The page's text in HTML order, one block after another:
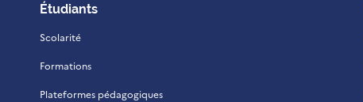
Étudiants
Scolarité
Formations
Plateformes pédagogiques